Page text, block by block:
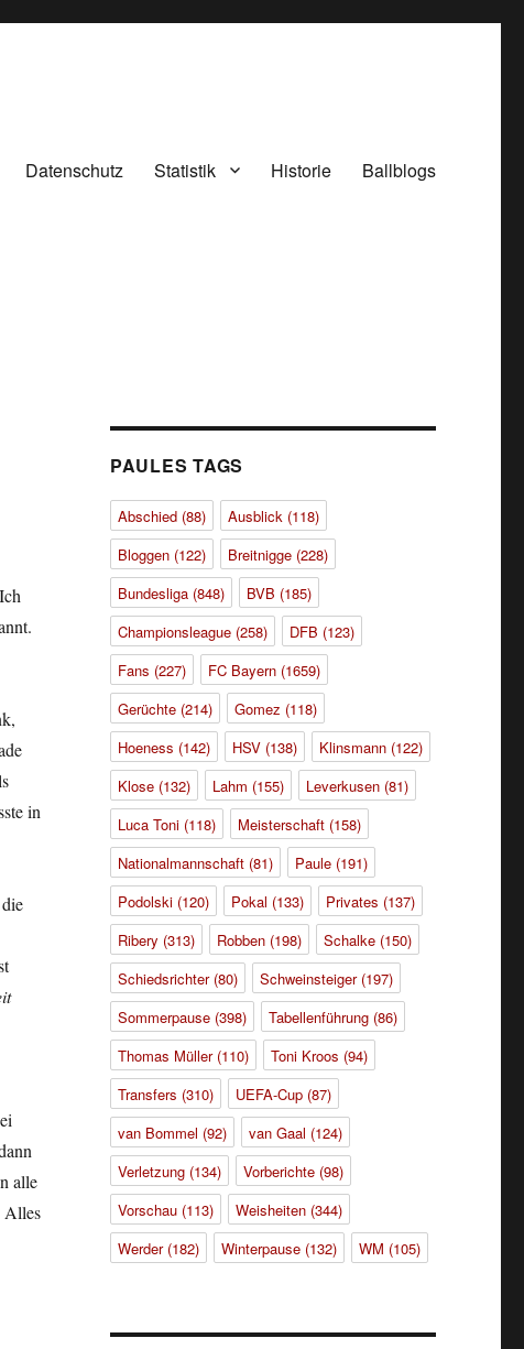
Datenschutz Statistik Historie Ballblogs
in
alle
Alles
PAULES TAGS
Abschied(88) Ausblick(118)
Bloggen(122) Breitnigge(228)
Bundesliga(848) BVB (185)
Championsleague(258) DFB (123)
Fans (227) FC Bayern(1659)
Gerüchte(214) Gomez (118)
Hoeness (142) HSV(138) Klinsmann(122)
Klose(132) Lahm (155) Leverkusen(81)
Luca Toni(118) Meisterschaft(158)
Nationalmannschaft(81) Paule(191)
Podolski(120) Pokal (133) Privates (137)
Ribery (313) Robben(198) Schalke(150)
Schiedsrichter(80) Schweinsteiger(197)
Sommerpause(398) Tabellenführung(86)
Thomas Müller(110) Toni Kroos (94)
Transfers (310) UEFA-Cup(87)
van Bommel (92) van Gaal (124)
Verletzung(134) Vorberichte(98)
Vorschau(113) Weisheiten(344)
Werder(182) Winterpause(132) WM (105)